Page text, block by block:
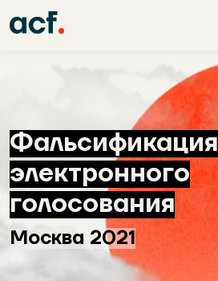
Фальсификация
электронного
голосования
Москва 2021